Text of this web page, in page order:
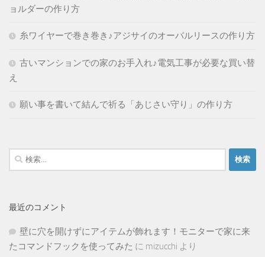
ョルダーの作り方
糸ワイヤーで巻き巻き♪アジサイのオーバルリースの作り方
古いマンションでの家のお手入れ♪電気工事が必要な買い替
え
願い事を書いて結んで祈る「あじさい守り」の作り方
検
索:
最近のコメント
壁に穴を開けずにアイテムが飾れます！モニターで家に来
たコマンドフックを使ってみた に mizucchi より